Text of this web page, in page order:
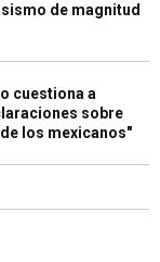
de magnitud
cuestiona a
sobre
los mexicanos"